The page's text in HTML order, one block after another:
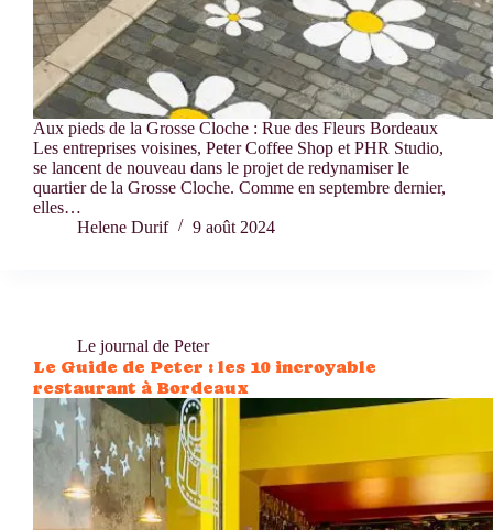
Aux pieds de la Grosse Cloche : Rue des Fleurs Bordeaux
Les entreprises voisines, Peter Coffee Shop et PHR Studio,
se lancent de nouveau dans le projet de redynamiser le
quartier de la Grosse Cloche. Comme en septembre dernier,
elles…
Helene Durif
9 août 2024
Le journal de Peter
Le Guide de Peter : les 10 incroyable
restaurant à Bordeaux